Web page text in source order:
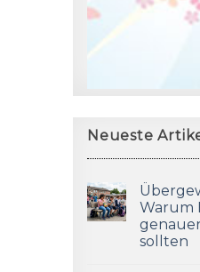
Neueste
Warum
sollten